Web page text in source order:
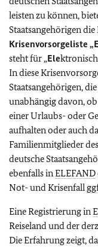
leisten zu können,
Staatsangehörigen
Krisenvorsorgeliste „
steht für „Ele
In diese
Staatsangehörigen,
unabhängig davon,
einer Urlaubs- oder
aufhalten oder auch
Familienmitglieder
deutsche
ebenfalls inELEFAND
Not- und Krisenfall
Eine Registrierung in
Reiseland und der
Die Erfahrung zeigt,